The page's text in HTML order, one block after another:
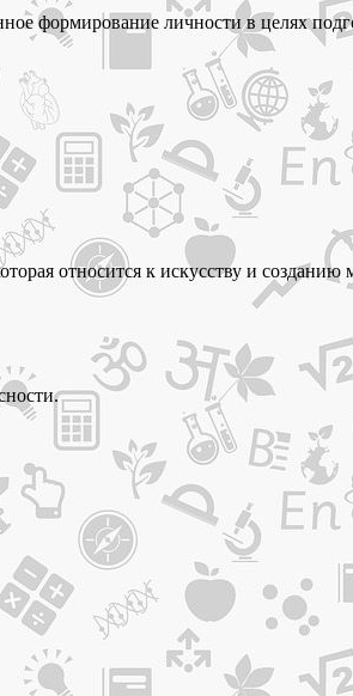
формирование личности в целях
относится к искусству и созданию